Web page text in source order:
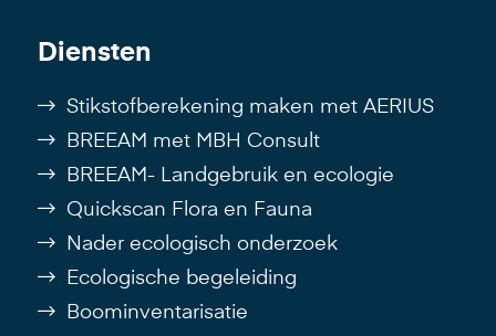
Diensten
Stikstofberekening maken met AERIUS
BREEAM met MBH Consult
BREEAM- Landgebruik en ecologie
Quickscan Flora en Fauna
Nader ecologisch onderzoek
Ecologische begeleiding
Boominventarisatie